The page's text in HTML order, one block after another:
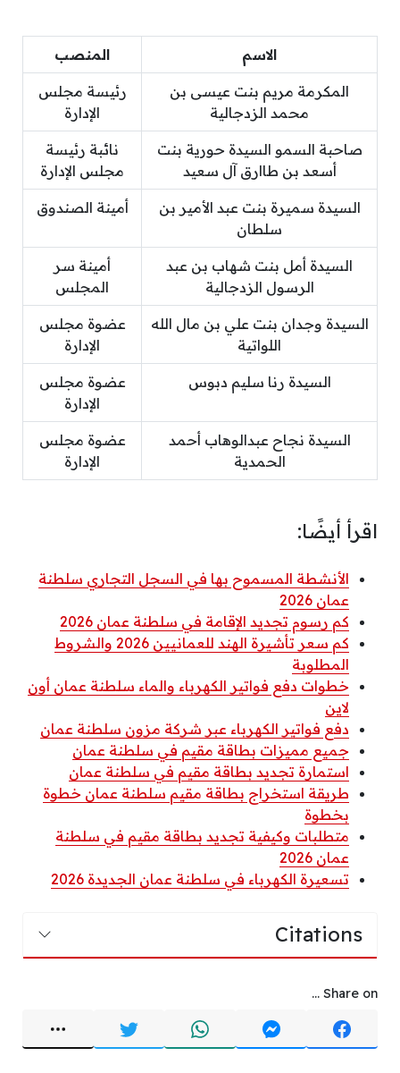
الاسم المنصب
المكرمة مريم بنت عيسى بن
محمد الزدجالية
رئيسة مجلس
الإدارة
صاحبة السمو السيدة حورية بنت
أسعد بن طاارق آل سعيد
نائبة رئيسة
مجلس الإدارة
السيدة سميرة بنت عبد الأمير بن
سلطان
أمينة الصندوق
السيدة أمل بنت شهاب بن عبد
الرسول الزدجالية
أمينة سر
المجلس
السيدة وجدان بنت علي بن مال الله
اللواتية
عضوة مجلس
الإدارة
السيدة رنا سليم دبوس
عضوة مجلس
الإدارة
السيدة نجاح عبدالوهاب أحمد
الحمدية
عضوة مجلس
الإدارة
اقرأ أيضًا:
الأنشطة المسموح بها في السجل التجاري سلطنة
عمان 2026
كم رسوم تجديد الإقامة في سلطنة عمان 2026
كم سعر تأشيرة الهند للعمانيين 2026 والشروط
المطلوبة
خطوات دفع فواتير الكهرباء والماء سلطنة عمان أون
لاين
دفع فواتير الكهرباء عبر شركة مزون سلطنة عمان
جميع مميزات بطاقة مقيم في سلطنة عمان
استمارة تجديد بطاقة مقيم في سلطنة عمان
طريقة استخراج بطاقة مقيم سلطنة عمان خطوة
بخطوة
متطلبات وكيفية تجديد بطاقة مقيم في سلطنة
عمان 2026
تسعيرة الكهرباء في سلطنة عمان الجديدة 2026
Citations
Share on ...